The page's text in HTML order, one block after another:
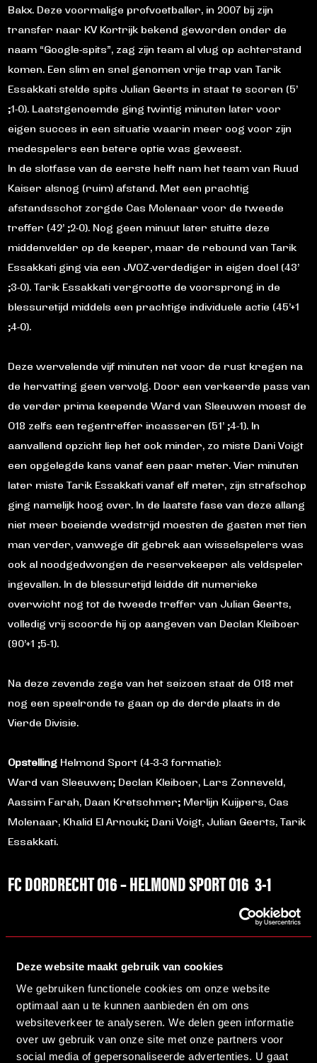
Deze website maakt gebruik van cookies
We gebruiken functionele cookies om onze website
optimaal aan u te kunnen aanbieden én om ons
websiteverkeer te analyseren. We delen geen informatie
over uw gebruik van onze site met onze partners voor
social media of gepersonaliseerde advertenties. U gaat
Bakx. Deze voormalige profvoetballer, in 2007 bij zijn
transfer naar KV Kortrijk bekend geworden onder de
naam “Google-spits”, zag zijn team al vlug op achterstand
komen. Een slim en snel genomen vrije trap van Tarik
Essakkati stelde spits Julian Geerts in staat te scoren (5’
;1-0). Laatstgenoemde ging twintig minuten later voor
eigen succes in een situatie waarin meer oog voor zijn
medespelers een betere optie was geweest.
In de slotfase van de eerste helft nam het team van Ruud
Kaiser alsnog (ruim) afstand. Met een prachtig
afstandsschot zorgde Cas Molenaar voor de tweede
treffer (42’ ;2-0). Nog geen minuut later stuitte deze
middenvelder op de keeper, maar de rebound van Tarik
Essakkati ging via een JVOZ-verdediger in eigen doel (43’
;3-0). Tarik Essakkati vergrootte de voorsprong in de
blessuretijd middels een prachtige individuele actie (45’+1
;4-0).
Deze wervelende vijf minuten net voor de rust kregen na
de hervatting geen vervolg. Door een verkeerde pass van
de verder prima keepende Ward van Sleeuwen moest de
O18 zelfs een tegentreffer incasseren (51’ ;4-1). In
aanvallend opzicht liep het ook minder, zo miste Dani Voigt
een opgelegde kans vanaf een paar meter. Vier minuten
later miste Tarik Essakkati vanaf elf meter, zijn strafschop
ging namelijk hoog over. In de laatste fase van deze allang
niet meer boeiende wedstrijd moesten de gasten met tien
man verder, vanwege dit gebrek aan wisselspelers was
ook al noodgedwongen de reservekeeper als veldspeler
ingevallen. In de blessuretijd leidde dit numerieke
overwicht nog tot de tweede treffer van Julian Geerts,
volledig vrij scoorde hij op aangeven van Declan Kleiboer
(90’+1 ;5-1).
Na deze zevende zege van het seizoen staat de O18 met
nog een speelronde te gaan op de derde plaats in de
Vierde Divisie.
OpstellingHelmond Sport (4-3-3 formatie):
Ward van Sleeuwen; Declan Kleiboer, Lars Zonneveld,
Aassim Farah, Daan Kretschmer; Merlijn Kuijpers, Cas
Molenaar, Khalid El Arnouki; Dani Voigt, Julian Geerts, Tarik
Essakkati.
FC DORDRECHT O16 – HELMOND SPORT O16 3-1
De O16 speelde een goede eerste helft bij nummer drie FC
Maach om een Dordtse speler uit te pakken, met een 2-0
achterstand tot gevolg. Via Jaden Janssen kwam het
team Ronald Kraaibeek nog terug in de wedstrijd, waarna
de jacht op de broodnodige gelijkmaker begon. Deze viel
echter niet, in de blessuretijd werd het nog 3-1 voor de